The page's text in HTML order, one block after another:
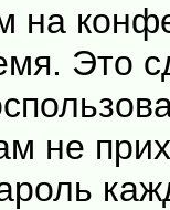
на
Это
не